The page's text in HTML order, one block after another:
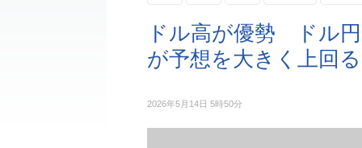
ドル高が優勢 ドル
が予想を大きく上回
2026年5月14日 5時50分